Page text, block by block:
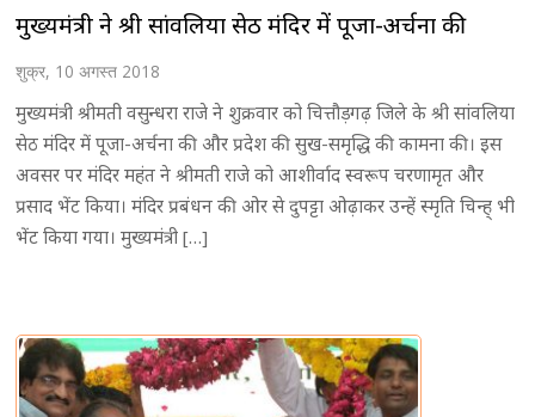
मुख्यमंत्री ने श्री सांवलिया सेठ मंदिर में पूजा-अर्चना की
शुक्र, 10 अगस्त 2018
मुख्यमंत्री श्रीमती वसुन्धरा राजे ने शुक्रवार को चित्तौड़गढ़ जिले के श्री सांवलिया
सेठ मंदिर में पूजा-अर्चना की और प्रदेश की सुख-समृद्धि की कामना की। इस
अवसर पर मंदिर महंत ने श्रीमती राजे को आशीर्वाद स्वरूप चरणामृत और
प्रसाद भेंट किया। मंदिर प्रबंधन की ओर से दुपट्टा ओढ़ाकर उन्हें स्मृति चिन्ह् भी
भेंट किया गया। मुख्यमंत्री […]